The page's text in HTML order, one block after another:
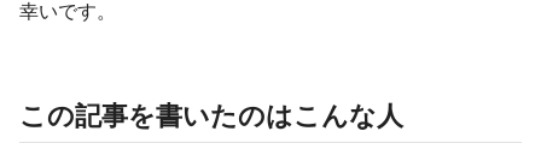
幸いです。
この記事を書いたのはこんな人